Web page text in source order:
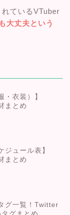
ているVTuber
大丈夫という
・衣装）】
まとめ
ジュール表】
まとめ
グ一覧！Twitter
グまとめ